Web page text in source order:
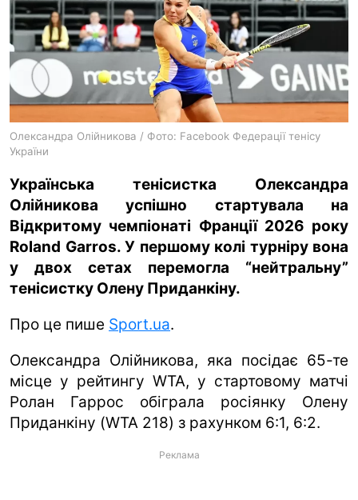
gambling
ua ru
Олександра Олійникова / Фото: Facebook Федерації тенісу
України
Українська тенісистка Олександра
Олійникова успішно стартувала на
Відкритому чемпіонаті Франції 2026 року
Roland Garros. У першому колі турніру вона
у двох сетах перемогла “нейтральну”
тенісистку Олену Приданкіну.
Про це пише Sport.ua.
Олександра Олійникова, яка посідає 65-те
місце у рейтингу WTA, у стартовому матчі
Ролан Гаррос обіграла росіянку Олену
Приданкіну (WTA 218) з рахунком 6:1, 6:2.
Реклама